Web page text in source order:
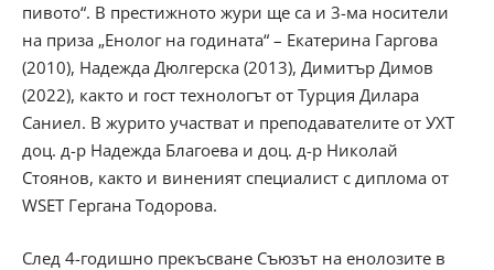
пивото“. В престижното жури ще са и 3-ма носители
на приза „Енолог на годината“ – Екатерина Гаргова
(2010), Надежда Дюлгерска (2013), Димитър Димов
(2022), както и гост технологът от Турция Дилара
Саниел. В журито участват и преподавателите от УХТ
доц. д-р Надежда Благоева и доц. д-р Николай
Стоянов, както и виненият специалист с диплома от
WSET Гергана Тодорова.
След 4-годишно прекъсване Съюзът на енолозите в